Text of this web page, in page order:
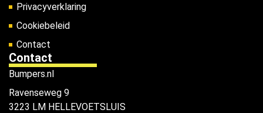
Privacyverklaring
Cookiebeleid
Contact
Contact
Bumpers.nl
Ravenseweg 9
3223 LM HELLEVOETSLUIS